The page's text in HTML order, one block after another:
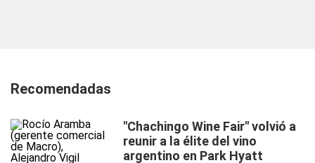
Recomendadas
"Chachingo Wine Fair" volvió a
reunir a la élite del vino
argentino en Park Hyatt